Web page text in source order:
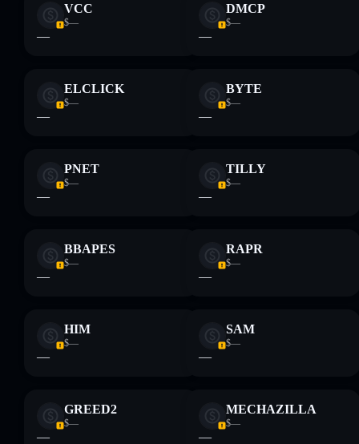
VCC
$—
—
DMCP
$—
—
ELCLICK
$—
—
BYTE
$—
—
PNET
$—
—
TILLY
$—
—
BBAPES
$—
—
RAPR
$—
—
HIM
$—
—
SAM
$—
—
GREED2
$—
—
MECHAZILLA
$—
—